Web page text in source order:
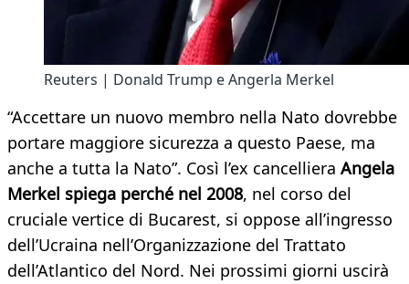
Reuters | Donald Trump e Angerla Merkel
“Accettare un nuovo membro nella Nato dovrebbe
portare maggiore sicurezza a questo Paese, ma
anche a tutta la Nato”. Così l’ex cancelliera Angela
Merkel spiega perché nel 2008, nel corso del
cruciale vertice di Bucarest, si oppose all’ingresso
dell’Ucraina nell’Organizzazione del Trattato
dell’Atlantico del Nord. Nei prossimi giorni uscirà